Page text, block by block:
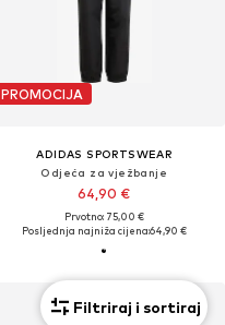
PROMOCIJA
ADIDAS SPORTSWEAR
Odjeća za vježbanje
64,90 €
Prvotno: 75,00 €
Posljednja najniža cijena:64,90 €
Filtriraj i sortiraj